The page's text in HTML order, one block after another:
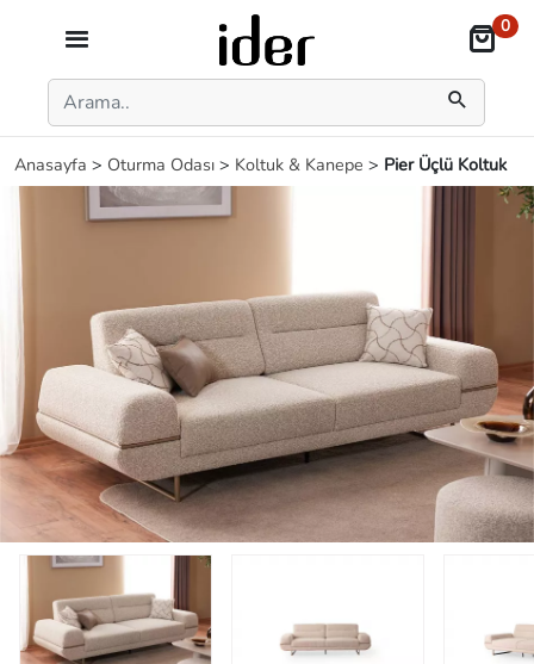
0
Anasayfa > Oturma Odası > Koltuk & Kanepe > Pier Üçlü Koltuk